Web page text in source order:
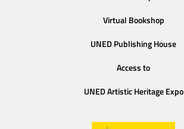
Virtual Bookshop
UNED Publishing House
Access to
UNED Artistic Heritage Expo